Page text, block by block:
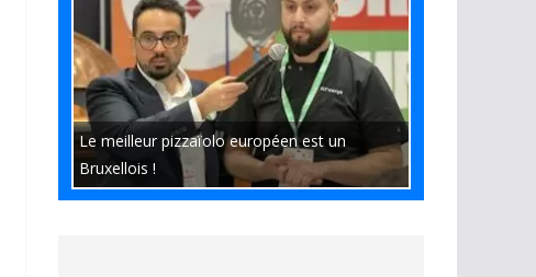
Le meilleur pizzaïolo européen est un
Bruxellois !